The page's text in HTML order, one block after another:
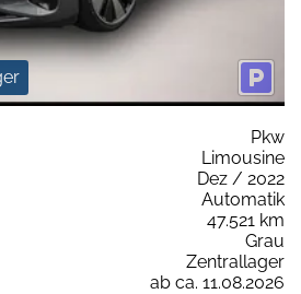
Pkw
Limousine
Dez / 2022
Automatik
47.521 km
Grau
Zentrallager
ab ca. 11.08.2026